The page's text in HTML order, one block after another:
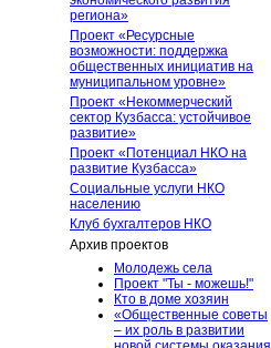
региона»
Проект «Ресурсные
возможности: поддержка
общественных инициатив на
муниципальном уровне»
Проект «Некоммерческий
сектор Кузбасса: устойчивое
развитие»
Проект «Потенциал НКО на
развитие Кузбасса»
Социальные услуги НКО
населению
Клуб бухгалтеров НКО
Архив проектов
Молодежь села
Проект "Ты - можешь!"
Кто в доме хозяин
«Общественные советы
– их роль в развитии